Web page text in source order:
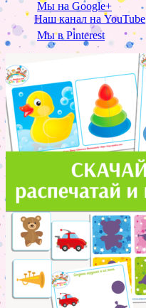
Мы на Google+
Наш канал на YouTube
Мы в Pinterest